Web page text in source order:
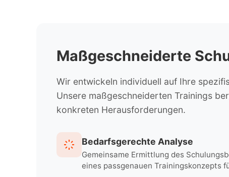
Maßgeschneiderte
Wir entwickeln individuell auf Ihre
Unsere maßgeschneiderten Trainings
konkreten Herausforderungen.
Bedarfsgerechte Analyse
Gemeinsame Ermittlung des
eines passgenauen Trainingskonzepts